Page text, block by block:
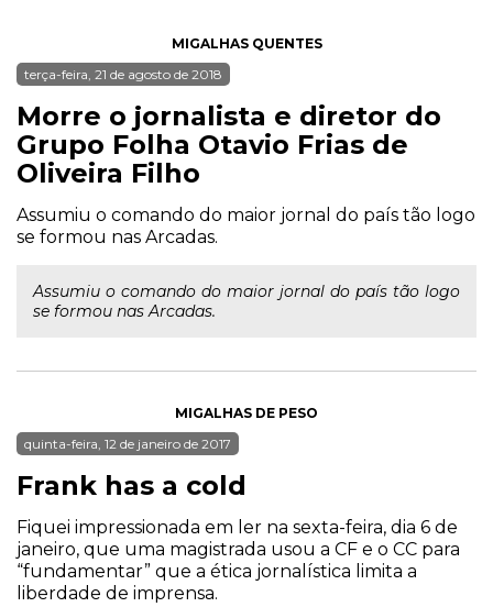
MIGALHAS QUENTES
terça-feira, 21 de agosto de 2018
Morre o jornalista e diretor do
Grupo Folha Otavio Frias de
Oliveira Filho
Assumiu o comando do maior jornal do país tão logo
se formou nas Arcadas.
Assumiu o comando do maior jornal do país tão logo
se formou nas Arcadas.
MIGALHAS DE PESO
quinta-feira, 12 de janeiro de 2017
Frank has a cold
Fiquei impressionada em ler na sexta-feira, dia 6 de
janeiro, que uma magistrada usou a CF e o CC para
“fundamentar” que a ética jornalística limita a
liberdade de imprensa.